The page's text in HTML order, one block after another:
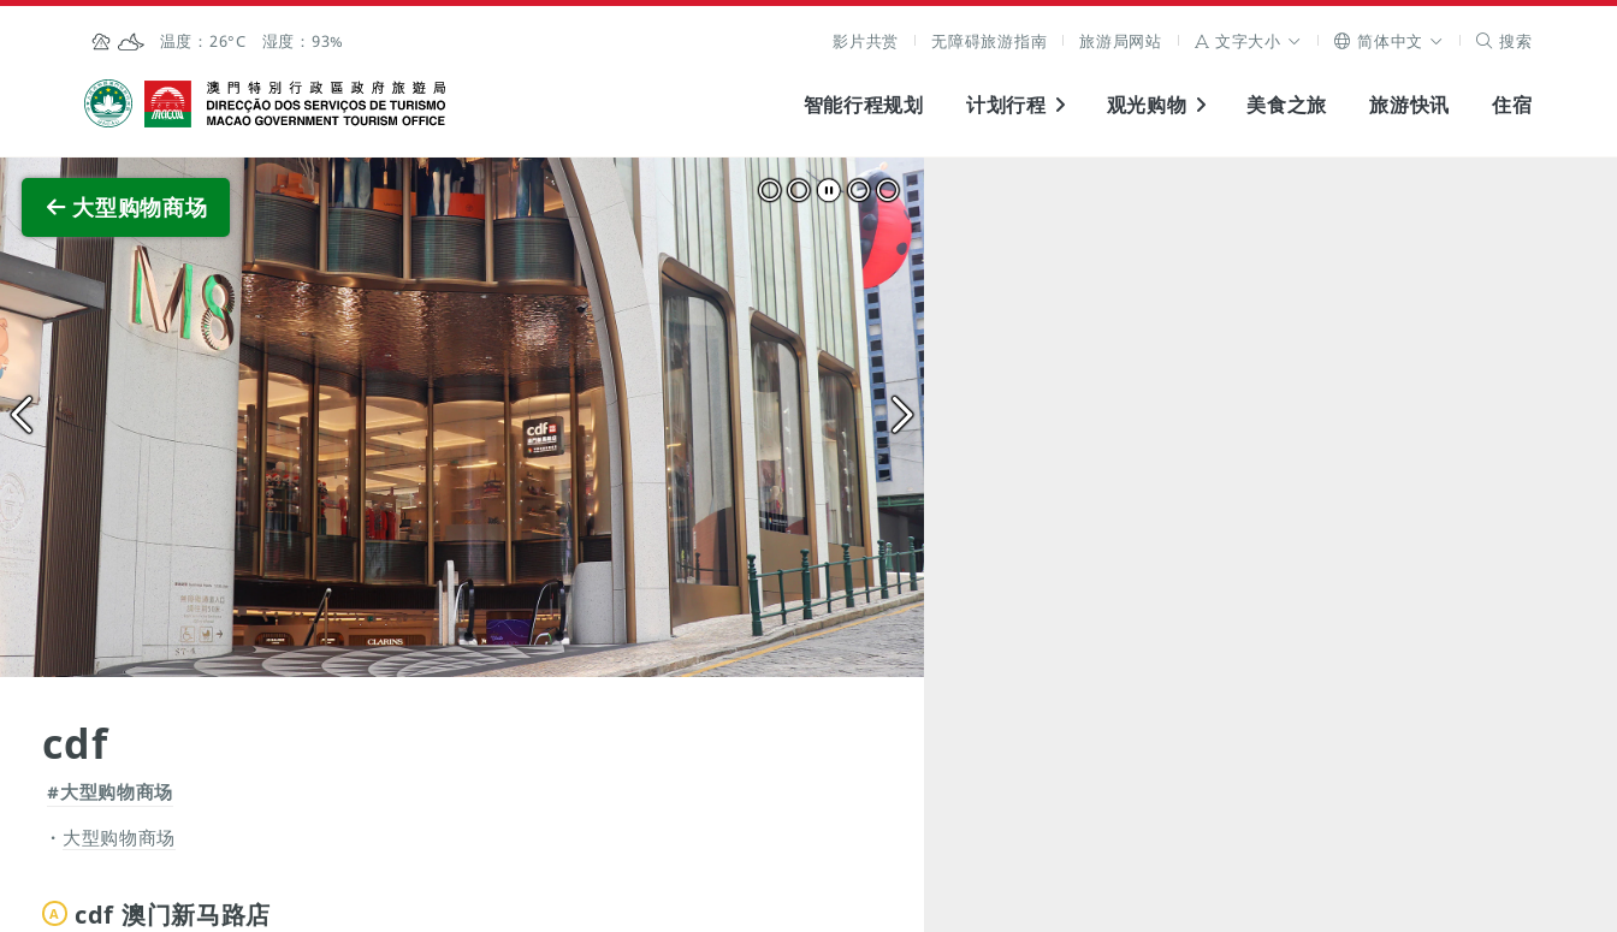
跳至主内容
温度： 26°C 湿度： 93% 影片共赏 无障碍旅游指南 旅游局网站 文字大小 简体中文 搜索
澳门特别行政区政府旅游局
智能行程规划 计划行程 观光购物 美食之旅 旅游快讯 住宿
大型购物商场
查看原图
cdf
#大型购物商场
大型购物商场
A cdf 澳门新马路店